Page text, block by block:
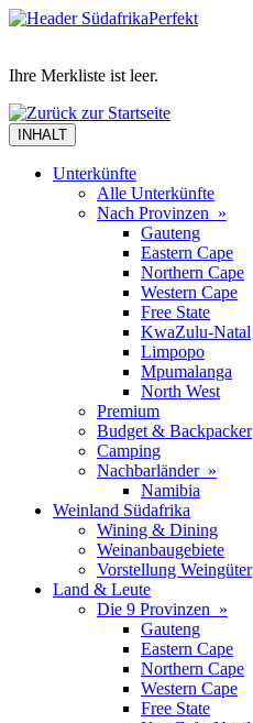
Ihre Merkliste ist leer.
INHALT
Unterkünfte
Alle Unterkünfte
Nach Provinzen »
Gauteng
Eastern Cape
Northern Cape
Western Cape
Free State
KwaZulu-Natal
Limpopo
Mpumalanga
North West
Premium
Budget & Backpacker
Camping
Nachbarländer »
Namibia
Weinland Südafrika
Wining & Dining
Weinanbaugebiete
Vorstellung Weingüter
Land & Leute
Die 9 Provinzen »
Gauteng
Eastern Cape
Northern Cape
Western Cape
Free State